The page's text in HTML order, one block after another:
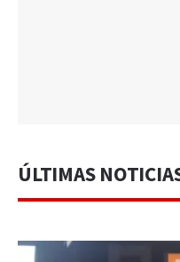
ÚLTIMAS